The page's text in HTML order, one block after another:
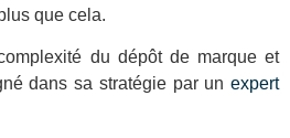
que cela.
du dépôt de marque et
dans sa stratégie par un expert